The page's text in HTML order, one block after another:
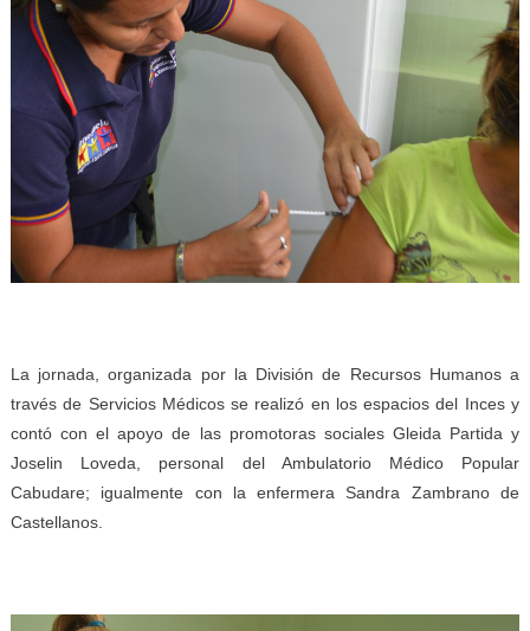
La jornada, organizada por la División de Recursos Humanos a
través de Servicios Médicos se realizó en los espacios del Inces y
contó con el apoyo de las promotoras sociales Gleida Partida y
Joselin Loveda, personal del Ambulatorio Médico Popular
Cabudare; igualmente con la enfermera Sandra Zambrano de
Castellanos.